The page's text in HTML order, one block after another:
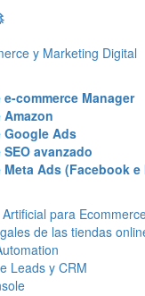
y Marketing Digital
commerce Manager
Google Ads
avanzado
Meta Ads (Facebook
para
de las tiendas
Leads y CRM